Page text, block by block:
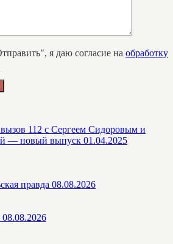
я даю согласие на обработку
112 с Сергеем Сидоровым и
— новый выпуск 01.04.2025
правда 08.08.2026